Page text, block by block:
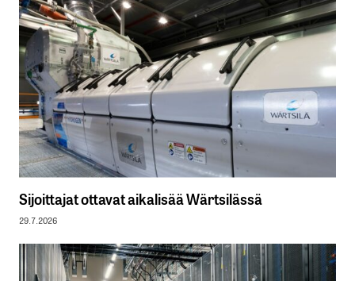
Sijoittajat ottavat aikalisää Wärtsilässä
29.7.2026